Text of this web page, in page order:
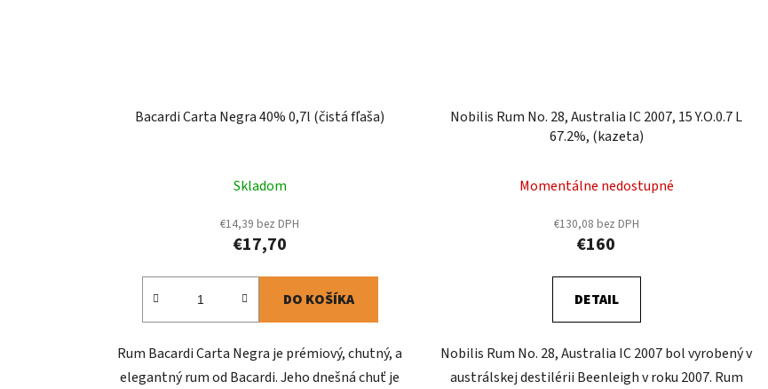
Bacardi Carta Negra 40% 0,7l (čistá fľaša)
Skladom
€14,39 bez DPH
€17,70
DO KOŠÍKA
Rum Bacardi Carta Negra je prémiový, chutný, a
elegantný rum od Bacardi. Jeho dnešná chuť je
Nobilis Rum No. 28, Australia IC 2007, 15 Y.O.0.7 L
67.2%, (kazeta)
Momentálne nedostupné
€130,08 bez DPH
€160
DETAIL
Nobilis Rum No. 28, Australia IC 2007 bol vyrobený v
austrálskej destilérii Beenleigh v roku 2007. Rum